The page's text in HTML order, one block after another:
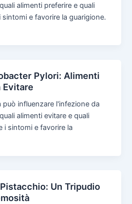
alimenti preferire e quali
sintomi e favorire la guarigione.
Pylori: Alimenti
Evitare
può influenzare l'infezione da
alimenti evitare e quali
i sintomi e favorire la
Un Tripudio